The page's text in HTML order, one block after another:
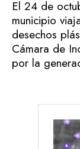
El 24 de
municipio
desechos
Cámara de
por la